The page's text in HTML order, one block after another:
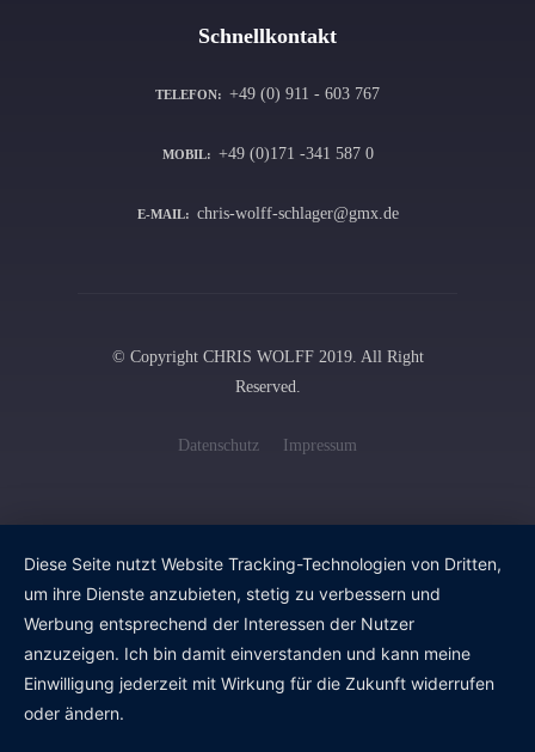
Schnellkontakt
TELEFON: +49 (0) 911 - 603 767
MOBIL: +49 (0)171 -341 587 0
E-MAIL: chris-wolff-schlager@gmx.de
© Copyright CHRIS WOLFF 2019. All Right
Reserved.
Datenschutz Impressum
Diese Seite nutzt Website Tracking-Technologien von Dritten,
um ihre Dienste anzubieten, stetig zu verbessern und
Werbung entsprechend der Interessen der Nutzer
anzuzeigen. Ich bin damit einverstanden und kann meine
Einwilligung jederzeit mit Wirkung für die Zukunft widerrufen
oder ändern.